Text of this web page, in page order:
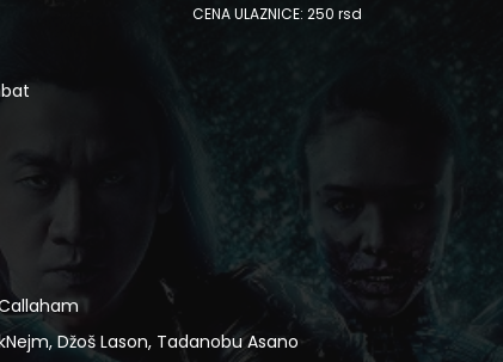
CENA ULAZNICE: 250 rsd
Džoš Lason, Tadanobu Asano